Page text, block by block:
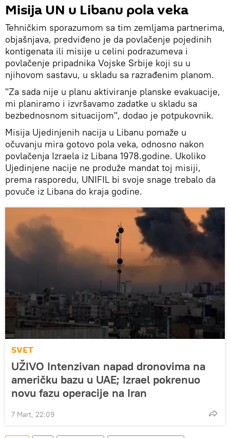
Misija UN u Libanu pola veka
Tehničkim sporazumom sa tim zemljama partnerima,
objašnjava, predviđeno je da povlačenje pojedinih
kontigenata ili misije u celini podrazumeva i
povlačenje pripadnika Vojske Srbije koji su u
njihovom sastavu, u skladu sa razrađenim planom.
"Za sada nije u planu aktiviranje planske evakuacije,
mi planiramo i izvršavamo zadatke u skladu sa
bezbednosnom situacijom", dodao je potpukovnik.
Misija Ujedinjenih nacija u Libanu pomaže u
očuvanju mira gotovo pola veka, odnosno nakon
povlačenja Izraela iz Libana 1978.godine. Ukoliko
Ujedinjene nacije ne produže mandat toj misiji,
prema rasporedu, UNIFIL bi svoje snage trebalo da
povuče iz Libana do kraja godine.
SVET
UŽIVO Intenzivan napad dronovima na
američku bazu u UAE; Izrael pokrenuo
novu fazu operacije na Iran
7 Mart, 22:09